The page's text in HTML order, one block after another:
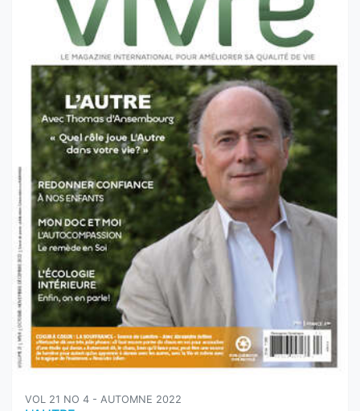
VOL 21 NO 4 - AUTOMNE 2022
L'AUTRE